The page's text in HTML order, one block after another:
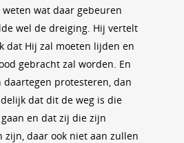
wat daar gebeuren
wel de dreiging. Hij vertelt
dat Hij zal moeten lijden en
gebracht zal worden. En
protesteren, dan
dat dit de weg is die
en dat zij die zijn
zijn, daar ook niet aan zullen